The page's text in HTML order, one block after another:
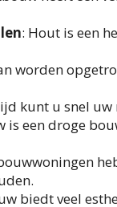
: Hout is een
worden
kunt u snel
is een droge
biedt veel